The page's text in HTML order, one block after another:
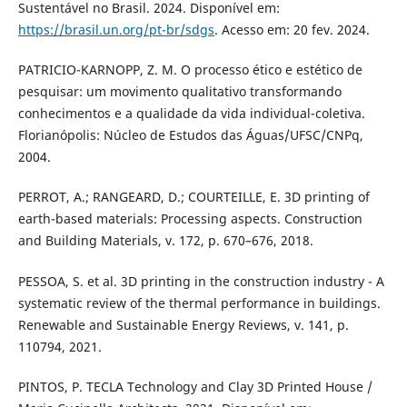
Sustentável no Brasil. 2024. Disponível em:
https://brasil.un.org/pt-br/sdgs. Acesso em: 20 fev. 2024.
PATRICIO-KARNOPP, Z. M. O processo ético e estético de
pesquisar: um movimento qualitativo transformando
conhecimentos e a qualidade da vida individual-coletiva.
Florianópolis: Núcleo de Estudos das Águas/UFSC/CNPq,
2004.
PERROT, A.; RANGEARD, D.; COURTEILLE, E. 3D printing of
earth-based materials: Processing aspects. Construction
and Building Materials, v. 172, p. 670–676, 2018.
PESSOA, S. et al. 3D printing in the construction industry - A
systematic review of the thermal performance in buildings.
Renewable and Sustainable Energy Reviews, v. 141, p.
110794, 2021.
PINTOS, P. TECLA Technology and Clay 3D Printed House /